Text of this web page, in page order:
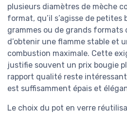
plusieurs diamètres de mèche
format, qu’il s’agisse de petites
grammes ou de grands formats
d’obtenir une flamme stable et
combustion maximale. Cette
justifie souvent un prix bougie
rapport qualité reste
est suffisamment épais et
Le choix du pot en verre